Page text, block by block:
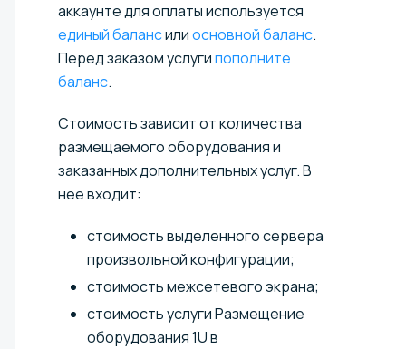
аккаунте для оплаты используется
единый балансилиосновной баланс.
Перед заказом услугипополните
баланс.
Стоимость зависит от количества
размещаемого оборудования и
заказанных дополнительных услуг. В
нее входит:
стоимость выделенного сервера
произвольной конфигурации;
стоимость межсетевого экрана;
стоимость услуги Размещение
оборудования 1U в